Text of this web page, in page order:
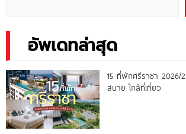
อัพเดทล่าสุด
15 ที่พักศรีราชา
สบาย ใกล้ที่เที่ยว